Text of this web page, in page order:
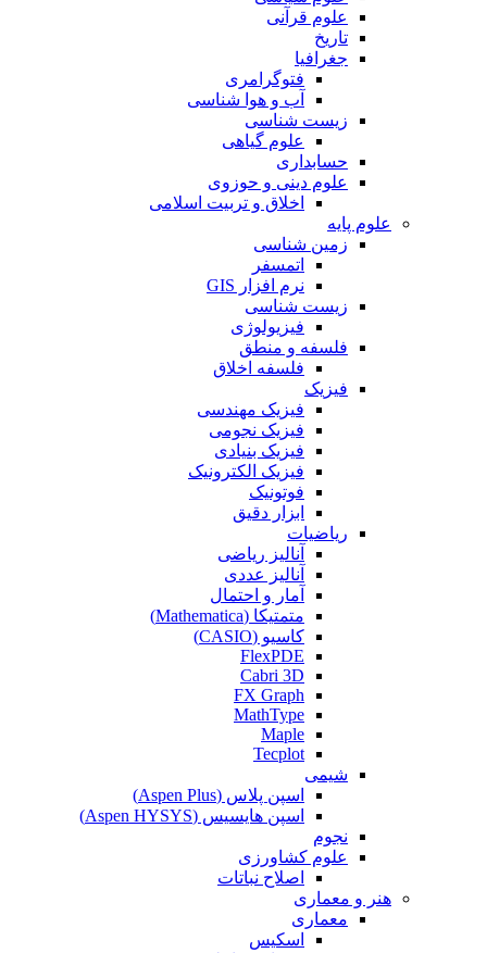
علوم قرآنی
تاریخ
جغرافیا
فتوگرامری
آب و هوا شناسی
زیست شناسی
علوم گیاهی
حسابداری
علوم دینی و حوزوی
اخلاق و تربیت اسلامی
علوم پایه
زمین شناسی
اتمسفر
نرم افزار GIS
زیست شناسی
فیزیولوژی
فلسفه و منطق
فلسفه اخلاق
فیزیک
فیزیک مهندسی
فیزیک نجومی
فیزیک بنیادی
فیزیک الکترونیک
فوتونیک
ابزار دقیق
ریاضیات
آنالیز ریاضی
آنالیز عددی
آمار و احتمال
متمتیکا (Mathematica)
کاسیو (CASIO)
FlexPDE
Cabri 3D
FX Graph
MathType
Maple
Tecplot
شیمی
اسپن پلاس (Aspen Plus)
اسپن هایسیس (Aspen HYSYS)
نجوم
علوم کشاورزی
اصلاح نباتات
هنر و معماری
معماری
اسکیس